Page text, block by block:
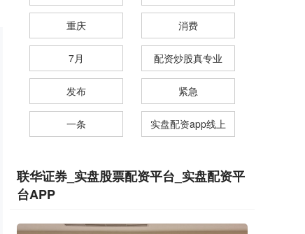
重庆 消费
7月 配资炒股真专业
发布 紧急
一条 实盘配资app线上
联华证券_实盘股票配资平台_实盘配资平
台APP